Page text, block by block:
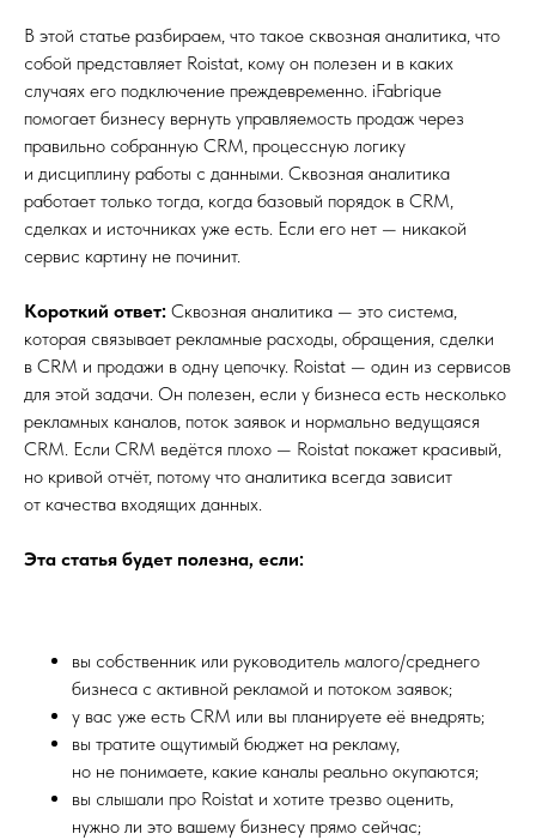
В этой статье разбираем, что такое сквозная аналитика, что
собой представляет Roistat, кому он полезен и в каких
случаях его подключение преждевременно. iFabrique
помогает бизнесу вернуть управляемость продаж через
правильно собранную CRM, процессную логику
и дисциплину работы с данными. Сквозная аналитика
работает только тогда, когда базовый порядок в CRM,
сделках и источниках уже есть. Если его нет — никакой
сервис картину не починит.
Короткий ответ: Сквозная аналитика — это система,
которая связывает рекламные расходы, обращения, сделки
в CRM и продажи в одну цепочку. Roistat — один из сервисов
для этой задачи. Он полезен, если у бизнеса есть несколько
рекламных каналов, поток заявок и нормально ведущаяся
CRM. Если CRM ведётся плохо — Roistat покажет красивый,
но кривой отчёт, потому что аналитика всегда зависит
от качества входящих данных.
Эта статья будет полезна, если:
вы собственник или руководитель малого/среднего
бизнеса с активной рекламой и потоком заявок;
у вас уже есть CRM или вы планируете её внедрять;
вы тратите ощутимый бюджет на рекламу,
но не понимаете, какие каналы реально окупаются;
вы слышали про Roistat и хотите трезво оценить,
нужно ли это вашему бизнесу прямо сейчас;